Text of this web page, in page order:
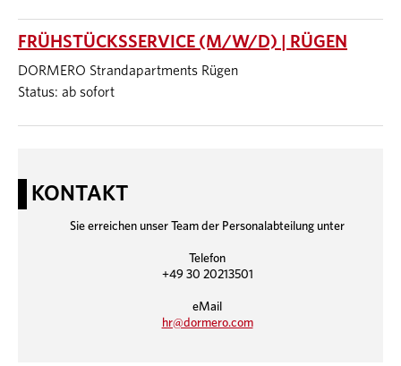
FRÜHSTÜCKSSERVICE (M/W/D) | RÜGEN
DORMERO Strandapartments Rügen
Status: ab sofort
KONTAKT
Sie erreichen unser Team der Personalabteilung unter
Telefon
+49 30 20213501
eMail
hr@dormero.com